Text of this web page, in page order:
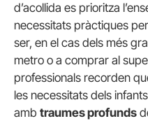
d’acollida es prioritza
necessitats pràctiques
ser, en el cas dels més
metro o a comprar al
professionals recorden
les necessitats dels
amb traumes profunds